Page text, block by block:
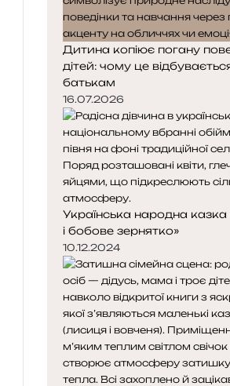
Дитина копіює погану
дітей: чому це
батькам
16.07.2026
Українська народна казка
і бобове зернятко»
10.12.2024